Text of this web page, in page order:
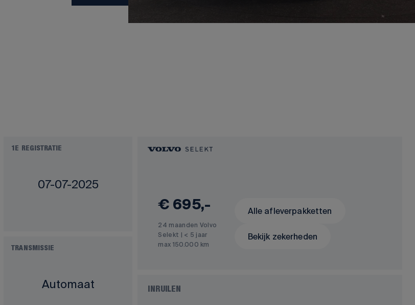
1E REGISTRATIE
07-07-2025
TRANSMISSIE
Automaat
€ 695,-
24 maanden Volvo
Selekt | < 5 jaar
max 150.000 km
Alle afleverpakketten
Bekijk zekerheden
INRUILEN